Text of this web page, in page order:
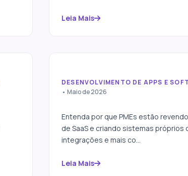
Leia Mais
Por que PMEs
próprios
DESENVOLVIMENTO DE APPS E
• Maio de 2026
Entenda por que PMEs estão
de SaaS e criando sistemas próprios
integrações e mais co...
Leia Mais